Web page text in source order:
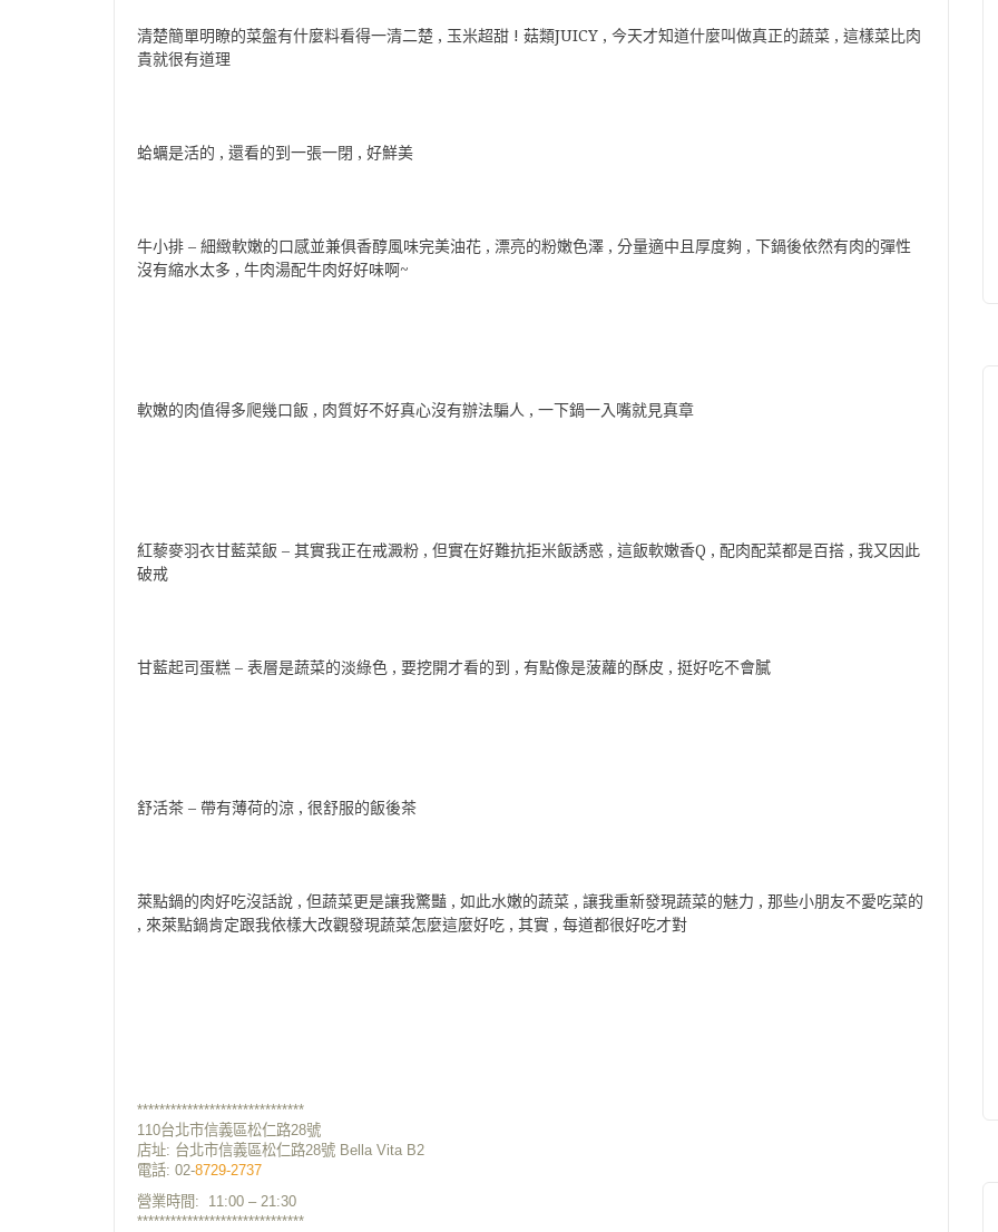
清楚簡單明瞭的菜盤有什麼料看得一清二楚 , 玉米超甜 ! 菇類JUICY , 今天才知道什麼叫做真正的蔬菜 , 這樣菜比肉
貴就很有道理
蛤蠣是活的 , 還看的到一張一閉 , 好鮮美
牛小排 – 細緻軟嫩的口感並兼俱香醇風味完美油花 , 漂亮的粉嫩色澤 , 分量適中且厚度夠 , 下鍋後依然有肉的彈性
沒有縮水太多 , 牛肉湯配牛肉好好味啊~
軟嫩的肉值得多爬幾口飯 , 肉質好不好真心沒有辦法騙人 , 一下鍋一入嘴就見真章
紅藜麥羽衣甘藍菜飯 – 其實我正在戒澱粉 , 但實在好難抗拒米飯誘惑 , 這飯軟嫩香Q , 配肉配菜都是百搭 , 我又因此
破戒
甘藍起司蛋糕 – 表層是蔬菜的淡綠色 , 要挖開才看的到 , 有點像是菠蘿的酥皮 , 挺好吃不會膩
舒活茶 – 帶有薄荷的涼 , 很舒服的飯後茶
萊點鍋的肉好吃沒話說 , 但蔬菜更是讓我驚豔 , 如此水嫩的蔬菜 , 讓我重新發現蔬菜的魅力 , 那些小朋友不愛吃菜的
, 來萊點鍋肯定跟我依樣大改觀發現蔬菜怎麼這麼好吃 , 其實 , 每道都很好吃才對
******************************
110台北市信義區松仁路28號
店址: 台北市信義區松仁路28號 Bella Vita B2
電話: 02-8729-2737
營業時間: 11:00 – 21:30
******************************